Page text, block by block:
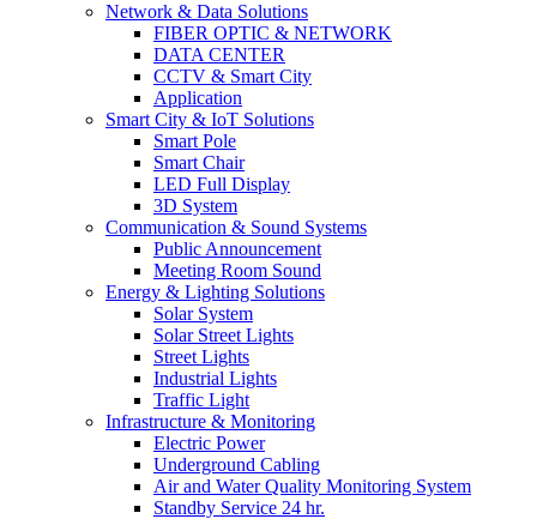
Network & Data Solutions
FIBER OPTIC & NETWORK​
DATA CENTER
CCTV & Smart City
Application
Smart City & IoT Solutions
Smart Pole
Smart Chair
LED Full Display
3D System
Communication & Sound Systems
Public Announcement
Meeting Room Sound
Energy & Lighting Solutions
Solar System
Solar Street Lights
Street Lights
Industrial Lights
Traffic Light
Infrastructure & Monitoring
Electric Power
Underground Cabling
Air and Water Quality Monitoring System
Standby Service 24 hr.